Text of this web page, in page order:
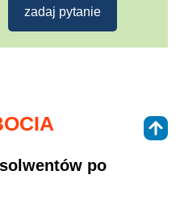
zadaj pytanie
po